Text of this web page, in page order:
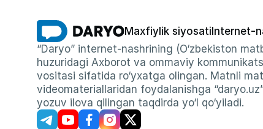
Maxfiylik siyosati Internet-
“Daryo” internet-nashrining (O‘zbekiston
huzuridagi Axborot va ommaviy
vositasi sifatida ro‘yxatga olingan. Matnli
videomateriallaridan foydalanishga
yozuv ilova qilingan taqdirda yo‘l qo‘yiladi.